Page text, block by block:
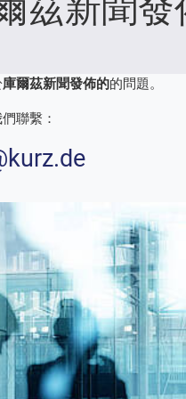
茲新聞
庫爾茲新聞發佈的的問題。
聯繫：